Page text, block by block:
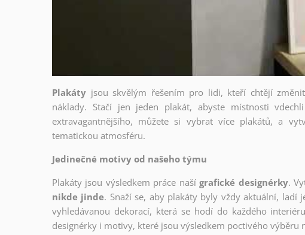
Plakáty jsou skvělým řešením pro lidi, kteří chtějí
náklady. Stačí jen jeden plakát, abyste místnosti
extravagantnějšího, můžete si vybrat více plakátů, a
tematickou atmosféru.
Jedinečné motivy od našeho týmu
Plakáty jsou výsledkem práce naší grafické designérky.
nikde jinde. Snaží se, aby plakáty byly vždy aktuální, ladí
vyhledávanou dekorací, která se hodí do každého
designérky i motivy, které jsou výsledkem poctivého výběru